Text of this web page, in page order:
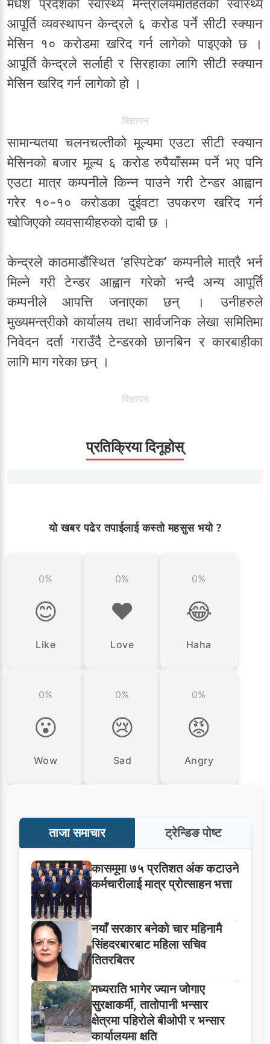
मधेश प्रदेशको स्वास्थ्य मन्त्रालयमातहतको स्वास्थ्य
आपूर्ति व्यवस्थापन केन्द्रले ६ करोड पर्ने सीटी स्क्यान
मेसिन १० करोडमा खरिद गर्न लागेको पाइएको छ ।
आपूर्ति केन्द्रले सर्लाही र सिरहाका लागि सीटी स्क्यान
मेसिन खरिद गर्न लागेको हो ।
बिज्ञापन
सामान्यतया चलनचल्तीको मूल्यमा एउटा सीटी स्क्यान
मेसिनको बजार मूल्य ६ करोड रुपैयाँसम्म पर्ने भए पनि
एउटा मात्र कम्पनीले किन्न पाउने गरी टेन्डर आह्वान
गरेर १०-१० करोडका दुईवटा उपकरण खरिद गर्न
खोजिएको व्यवसायीहरुको दाबी छ ।
केन्द्रले काठमाडौंस्थित ‘हस्पिटेक’ कम्पनीले मात्रै भर्न
मिल्ने गरी टेन्डर आह्वान गरेको भन्दै अन्य आपूर्ति
कम्पनीले आपत्ति जनाएका छन् । उनीहरुले
मुख्यमन्त्रीको कार्यालय तथा सार्वजनिक लेखा समितिमा
निवेदन दर्ता गराउँदै टेन्डरको छानबिन र कारबाहीका
लागि माग गरेका छन् ।
बिज्ञापन
प्रतिक्रिया दिनूहोस्
यो खबर पढेर तपाईलाई कस्तो महसुस भयो ?
0%
😊
Like
0%
❤️
Love
0%
😂
Haha
0%
😮
Wow
0%
😢
Sad
0%
😡
Angry
ताजा समाचार ट्रेन्डिङ पोष्ट
कासमूमा ७५ प्रतिशत अंक कटाउने
कर्मचारीलाई मात्र प्रोत्साहन भत्ता
नयाँ सरकार बनेको चार महिनामै
सिंहदरबारबाट महिला सचिव
तितरबितर
मध्यराति भागेर ज्यान जोगाए
सुरक्षाकर्मी, तातोपानी भन्सार
क्षेत्रमा पहिरोले बीओपी र भन्सार
कार्यालयमा क्षति